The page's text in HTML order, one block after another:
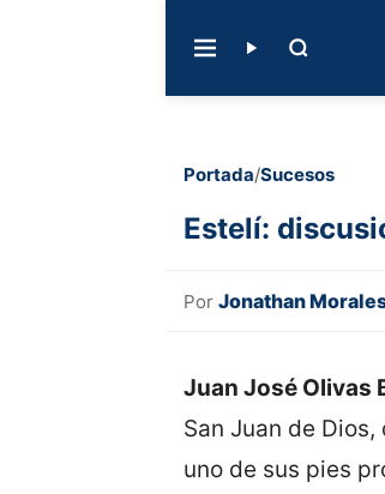
Portada/Sucesos
Estelí:
Por Jonathan
Juan José Olivas
San Juan de
uno de sus pies